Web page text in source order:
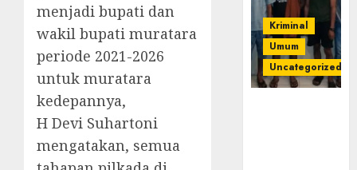
menjadi bupati dan
wakil bupati muratara
periode 2021-2026
untuk muratara
kedepannya,
H Devi Suhartoni
mengatakan, semua
Kriminal
Umum
Uncategorized